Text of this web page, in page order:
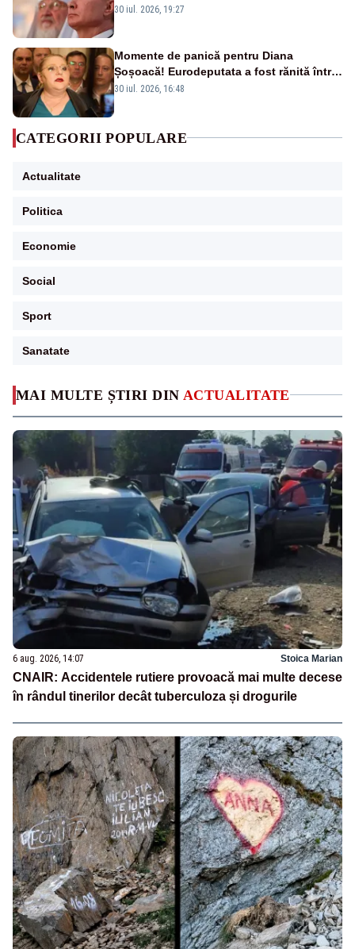
MAI MULTE ȘTIRI DIN ACTUALITATE
6 aug. 2026, 14:07 Stoica Marian
CNAIR: Accidentele rutiere provoacă mai multe decese
în rândul tinerilor decât tuberculoza și drogurile
nouă carte
30 iul. 2026, 19:27
Momente de panică pentru Diana
Șoșoacă! Eurodeputata a fost rănită într-
un accident rutier
30 iul. 2026, 16:48
CATEGORII POPULARE
Actualitate
Politica
Economie
Social
Sport
Sanatate